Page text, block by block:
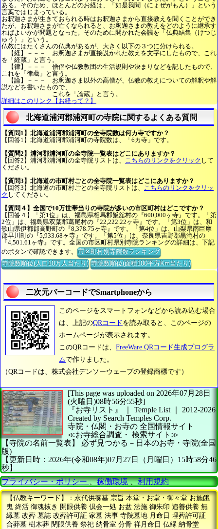
ある。そのため、ほとんどのお経は、「如是我聞（にょぜがもん）」という
言葉ではじまっている。
お釈迦さまが生きておられる時はお釈迦さまから直接教えを聞くことができ
たが、お釈迦さまが亡くなられると、お釈迦さまの教えをどのように継承す
ればよいかが問題となった。そのために開かれた会議を「仏典結集（けつじ
ゅう）」という。
仏教にはたくさんの仏典があるが、大きく以下の３つに分けられる。
【経】－－－ お釈迦さまが直接説かれた教えを文字にしたもので、これ
を「経蔵」と言う。
【律】－－－ 僧侶や仏教教団の生活規則や決まりなどを記したもので、
これを「律蔵」と言う。
【論】－－－ お釈迦さま以外の高僧が、仏教の教えについての解釈や解
説などを書いたもので、
これを「論蔵」と言う。
詳細はこのリンク【お経って？】
北海道浦河郡浦河町の寺院に関するよくある質問
【質問1】北海道浦河郡浦河町の全寺院数は何カ寺ですか？
【回答1】北海道浦河郡浦河町の寺院数は、「6カ寺」です。
【質問2】浦河郡浦河町の全寺院一覧表はどこにありますか？
【回答2】浦河郡浦河町の全寺院リストは、 こちらのリンクをクリック して
ください。
【質問3】北海道の市町村ごとの全寺院一覧表はどこにありますか？
【回答3】北海道の市町村ごとの全寺院リストは、 こちらのリンクをクリッ
ク してください。
【質問４】全国で10万世帯当りの寺院が多いの市区町村はどこですか？
【回答４】「第1位」は、福島県相馬郡飯舘村の『600,000ヶ寺』です。「第
2位」は、福島県双葉郡葛尾村の『22,222.22ヶ寺』です。「第3位」は、和
歌山県伊都郡高野町の『8,378.75ヶ寺』です。「第4位」は、山梨県南巨摩
郡早川町の『5,933.68ヶ寺』です。「第5位」は、奈良県吉野郡黒滝村の
『4,501.61ヶ寺』です。全国の市区町村県別寺院ランキングの詳細は、下記
のボタンで確認できます。市区町村別寺院数ランキング
寺院数順位(人口10万人当たり) 寺院数順位(面積100平方Km当たり)
二次元バーコードでSmartphoneから
このページをスマートフォンなどから読み込む場合
は、上記のQRコード を読み取ると、このページの
ホームページが表示されます。
このQRコードは、 FreeWare QRコード生成プログラ
ムで作りました。
（QRコードは、株式会社デンソーウェーブの登録商標です）
[This page was uploaded on 2026年07月28日
(火曜日)08時56分55秒]
『お寺リスト』 ｜ Temple List
2012-2026
Created by Search Temples Corp.
寺院・仏閣・お寺の 全国情報サイト
≪お寺総合調査・ 検索サイト≫
【寺院の名前一覧表】
必ず見つかる－日本のお寺・寺院(全国
版)
【更新日時：2026年(令和08年)07月27日（月曜日）15時58分46
秒】
プライバシー・ポリシー、稼働環境、利用規約
【仏教キーワード】：永代供養墓 宗旨 本堂・お堂・御々堂 お施餓
鬼 終活 御魂抜き 開眼供養 倶会一処 お盆 法施 御朱印 追善供養 無
縁墓 改葬 墓誌 改葬許可証 家墓 法事 寺院墓地 月命日 埋葬許可証
合葬墓 樹木葬 閉眼供養 祭祀 納骨室 分骨 祥月命日 仏縁 納骨堂